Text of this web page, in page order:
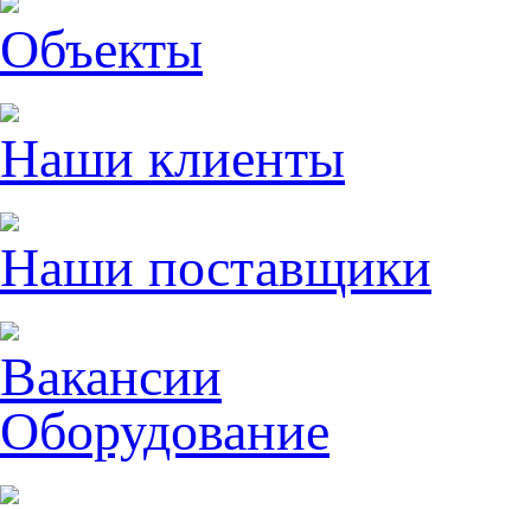
Объекты
Наши клиенты
Наши поставщики
Вакансии
Оборудование